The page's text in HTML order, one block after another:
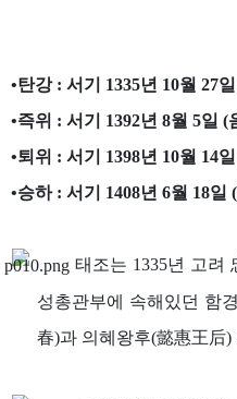
•탄강 : 서기 1335년 10월 27
•즉위 : 서기 1392년 8월 5일 (
•퇴위 : 서기 1398년 10월 14
•승하 : 서기 1408년 6월 18일
태조는 1335년 고려
성총관부에 속해있던 함
春)과 의혜왕후(懿惠王后